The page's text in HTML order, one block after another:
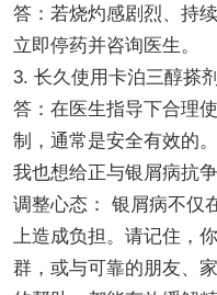
答：若烧灼感剧烈、持
立即停药并咨询医生。
3. 长久使用卡泊三醇搽
答：在医生指导下合理
制，通常是安全有效的。
我也想给正与银屑病抗
调整心态： 银屑病不仅
上造成负担。请记住，
群，或与可靠的朋友、